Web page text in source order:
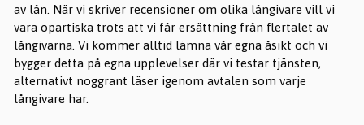
av lån. När vi skriver recensioner om olika långivare vill vi
vara opartiska trots att vi får ersättning från flertalet av
långivarna. Vi kommer alltid lämna vår egna åsikt och vi
bygger detta på egna upplevelser där vi testar tjänsten,
alternativt noggrant läser igenom avtalen som varje
långivare har.